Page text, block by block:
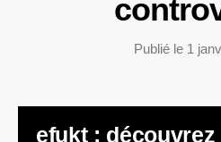
Publié le 1
efukt : découvrez